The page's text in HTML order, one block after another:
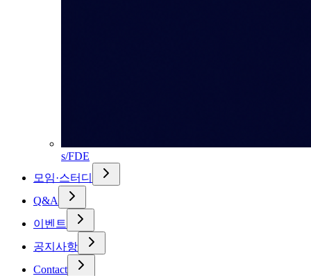
s/FDE
모임·스터디
Q&A
이벤트
공지사항
Contact